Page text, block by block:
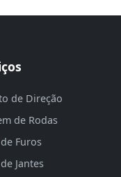
de Direção
de Rodas
Furos
Jantes